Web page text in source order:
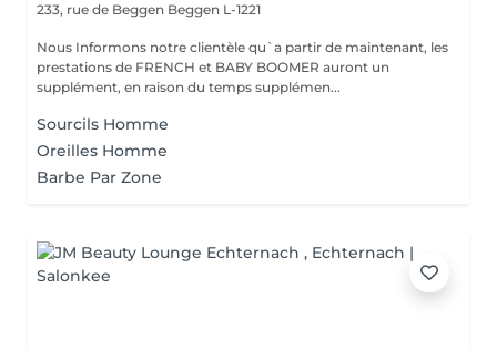
233, rue de Beggen Beggen L-1221
Nous Informons notre clientèle qu`a partir de maintenant, les
prestations de FRENCH et BABY BOOMER auront un
supplément, en raison du temps supplémen...
Sourcils Homme
Oreilles Homme
Barbe Par Zone